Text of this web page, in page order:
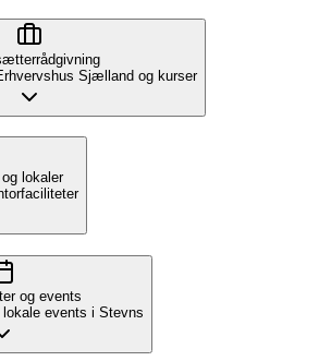
Sjælland og kurser
lokaler
og events
events i Stevns